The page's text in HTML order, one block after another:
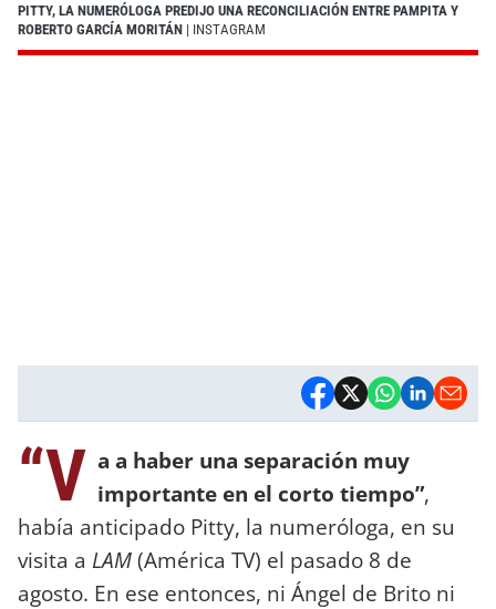
PITTY, LA NUMERÓLOGA PREDIJO UNA RECONCILIACIÓN ENTRE PAMPITA Y
ROBERTO GARCÍA MORITÁN | INSTAGRAM
“V a a haber una separación muy
importante en el corto tiempo”,
había anticipado Pitty, la numeróloga, en su
visita a LAM(América TV) el pasado 8 de
agosto. En ese entonces, ni Ángel de Brito ni